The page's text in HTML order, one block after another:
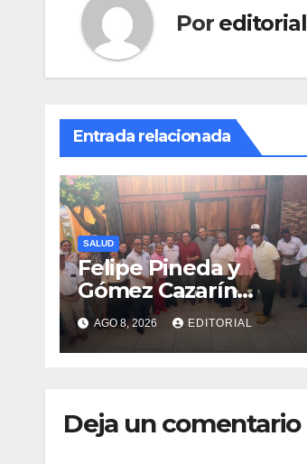
Por editorial
Entrada relacionada
SALUD
Felipe Pineda y
Gómez Cazarín
encabezan
conformación del
Comité de Salud en
AGO 8, 2026 EDITORIAL
Deja un comentario